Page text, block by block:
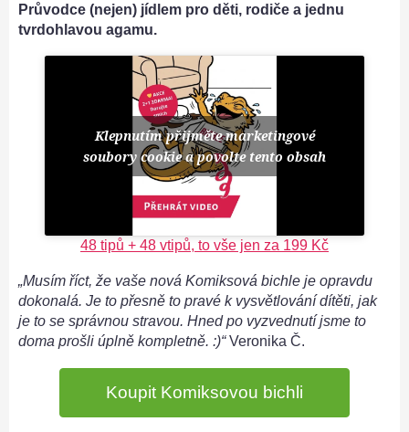
Průvodce (nejen) jídlem pro děti, rodiče a jednu
tvrdohlavou agamu.
Klepnutím přijměte marketingové
soubory cookie a povolte tento obsah
48 tipů + 48 vtipů, to vše jen za 199 Kč
„Musím říct, že vaše nová Komiksová bichle je opravdu
dokonalá. Je to přesně to pravé k vysvětlování dítěti, jak
je to se správnou stravou. Hned po vyzvednutí jsme to
doma prošli úplně kompletně. :)“Veronika Č.
Koupit Komiksovou bichli